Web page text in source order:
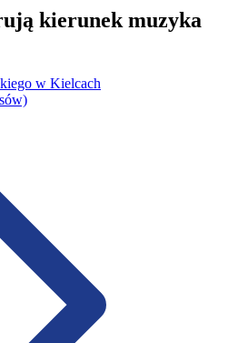
kierunek muzyka
w Kielcach